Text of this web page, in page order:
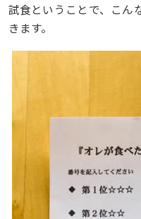
試食ということで、こん
きます。